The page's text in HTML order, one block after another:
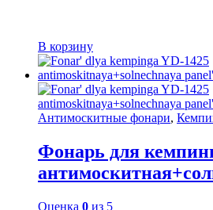
В корзину
Антимоскитные фонари,
Фонарь для
Оценка 0 из 5